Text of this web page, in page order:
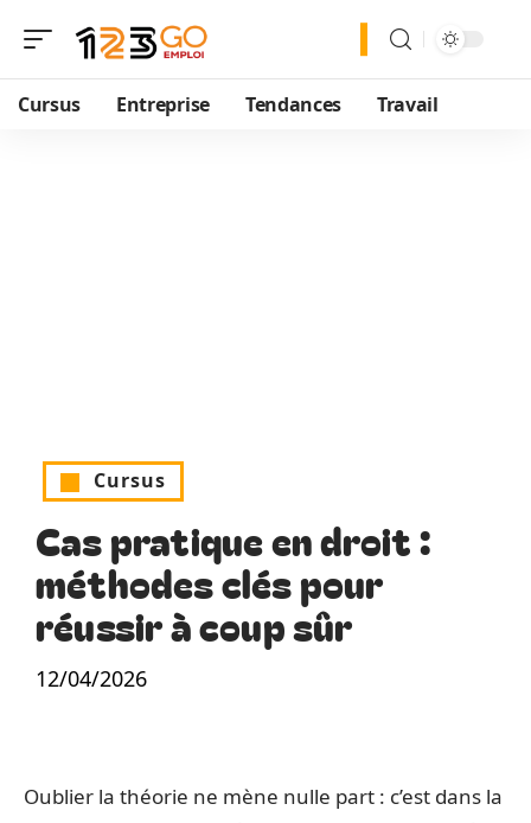
Cursus Entreprise Tendances Travail
Cursus
Cas pratique en droit :
méthodes clés pour
réussir à coup sûr
12/04/2026
Oublier la théorie ne mène nulle part : c’est dans la